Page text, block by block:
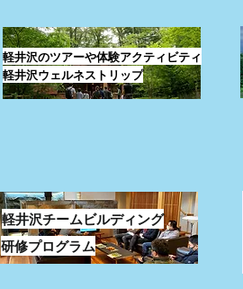
軽井沢のツアーや体験アクティビティ
軽井沢ウェルネストリップ
軽井沢チームビルディング
研修プログラム